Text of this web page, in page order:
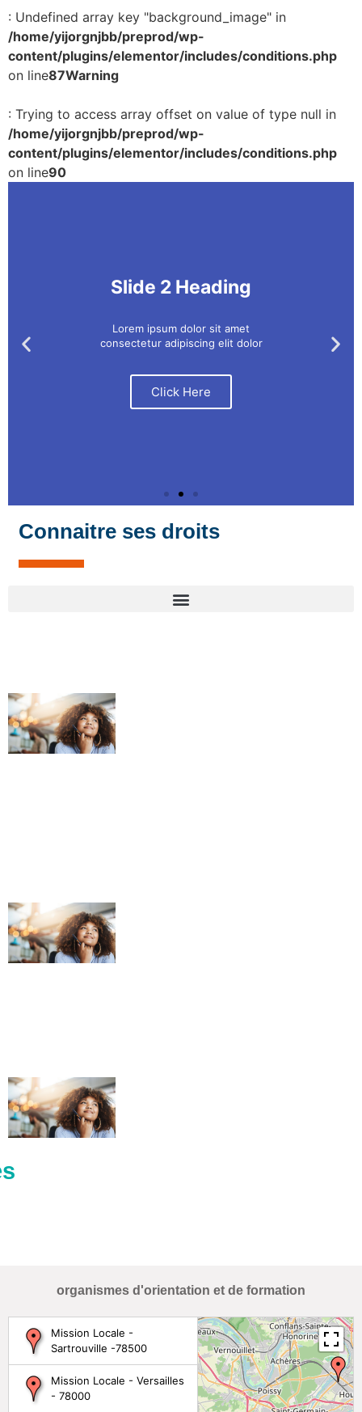
: Undefined array key "background_image" in
/home/yijorgnjbb/preprod/wp-
content/plugins/elementor/includes/conditions.php
on line87Warning
: Trying to access array offset on value of type null in
/home/yijorgnjbb/preprod/wp-
content/plugins/elementor/includes/conditions.php
on line90
Slide 2 Heading
Lorem ipsum dolor sit amet
consectetur adipiscing elit dolor
Click Here
Connaitre ses droits
organismes d'orientation et de formation
Mission Locale -
Sartrouville -78500
Mission Locale - Versailles
- 78000